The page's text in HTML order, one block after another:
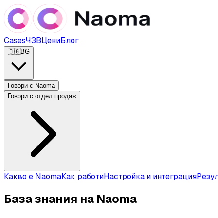
CasesЧЗВЦениБлог
🇧🇬BG
Говори с Naoma
Говори с отдел продаж
Какво е NaomaКак работиНастройка и интеграция
База знания на Naoma